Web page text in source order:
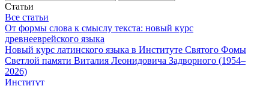
Статьи
Все статьи
От формы слова к смыслу текста: новый курс
древнееврейского языка
Новый курс латинского языка в Институте Святого Фомы
Светлой памяти Виталия Леонидовича Задворного (1954–
2026)
Институт